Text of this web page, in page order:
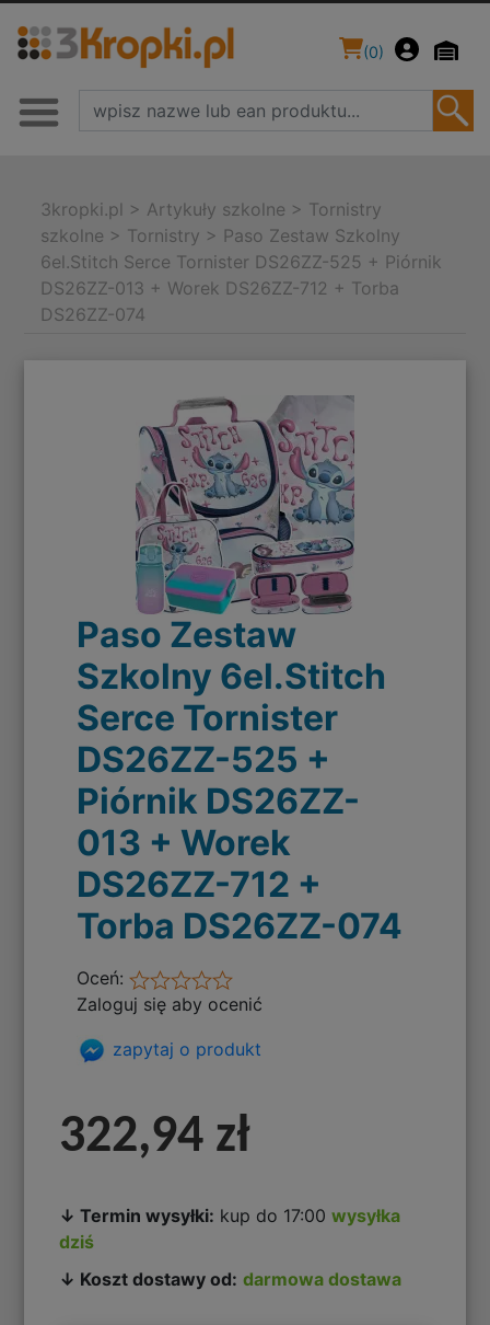
(0)
3kropki.pl > Artykuły szkolne > Tornistry
szkolne > Tornistry > Paso Zestaw Szkolny
6el.Stitch Serce Tornister DS26ZZ-525 + Piórnik
DS26ZZ-013 + Worek DS26ZZ-712 + Torba
DS26ZZ-074
Paso Zestaw
Szkolny 6el.Stitch
Serce Tornister
DS26ZZ-525 +
Piórnik DS26ZZ-
013 + Worek
DS26ZZ-712 +
Torba DS26ZZ-074
Oceń:
Zaloguj się aby ocenić
zapytaj o produkt
322,94 zł
↓ Termin wysyłki: kup do 17:00wysyłka
dziś
↓ Koszt dostawy od: darmowa dostawa